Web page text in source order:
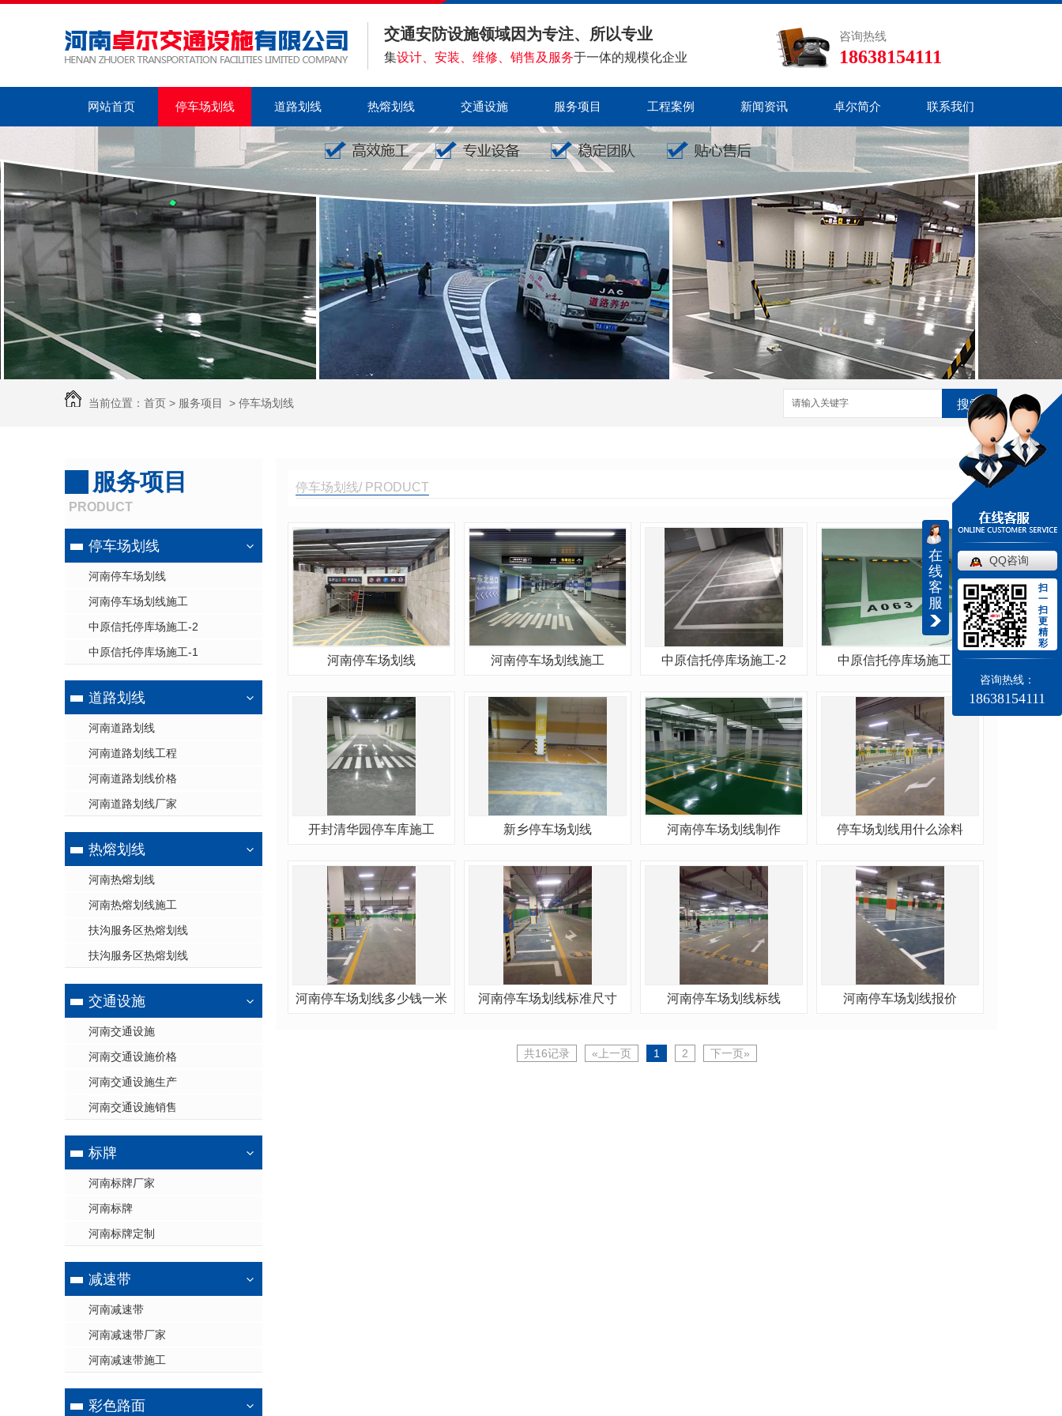
交通安防设施领域因为专注、所以专业
集设计、安装、维修、销售及服务于一体的规模化企业
咨询热线
18638154111
网站首页 停车场划线 道路划线 热熔划线 交通设施 服务项目 工程案例 新闻资讯 卓尔简介 联系我们
当前位置： 首页 > 服务项目 > 停车场划线 搜索
服务项目
PRODUCT
停车场划线
河南停车场划线
河南停车场划线施工
中原信托停库场施工-2
中原信托停库场施工-1
道路划线
河南道路划线
河南道路划线工程
河南道路划线价格
河南道路划线厂家
热熔划线
河南热熔划线
河南热熔划线施工
扶沟服务区热熔划线
扶沟服务区热熔划线
交通设施
河南交通设施
河南交通设施价格
河南交通设施生产
河南交通设施销售
标牌
河南标牌厂家
河南标牌
河南标牌定制
减速带
河南减速带
河南减速带厂家
河南减速带施工
彩色路面
停车场划线/ PRODUCT
河南停车场划线 河南停车场划线施工 中原信托停库场施工-2 中原信托停库场施工-1
开封清华园停车库施工 新乡停车场划线 河南停车场划线制作 停车场划线用什么涂料
河南停车场划线多少钱一米 河南停车场划线标准尺寸 河南停车场划线标线 河南停车场划线报价
共16记录 «上一页 1 2 下一页»
在
线
客
服
QQ咨询
扫
一
扫
更
精
彩
咨询热线：
18638154111